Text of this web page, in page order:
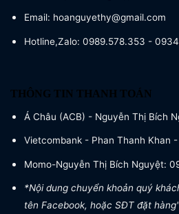
Email: hoanguyethy@gmail.com
Hotline,Zalo: 0989.578.353 -
THÔNG TIN THANH TOÁN
Á Châu (ACB) - Nguyễn Thị Bích
Vietcombank - Phan Thanh Khan
Momo-Nguyễn Thị Bích Nguyệt:
*Nội dung chuyển khoản quý
tên Facebook, hoặc SĐT đặt